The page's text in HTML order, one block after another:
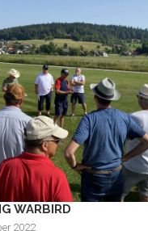
WARBIRD
2022